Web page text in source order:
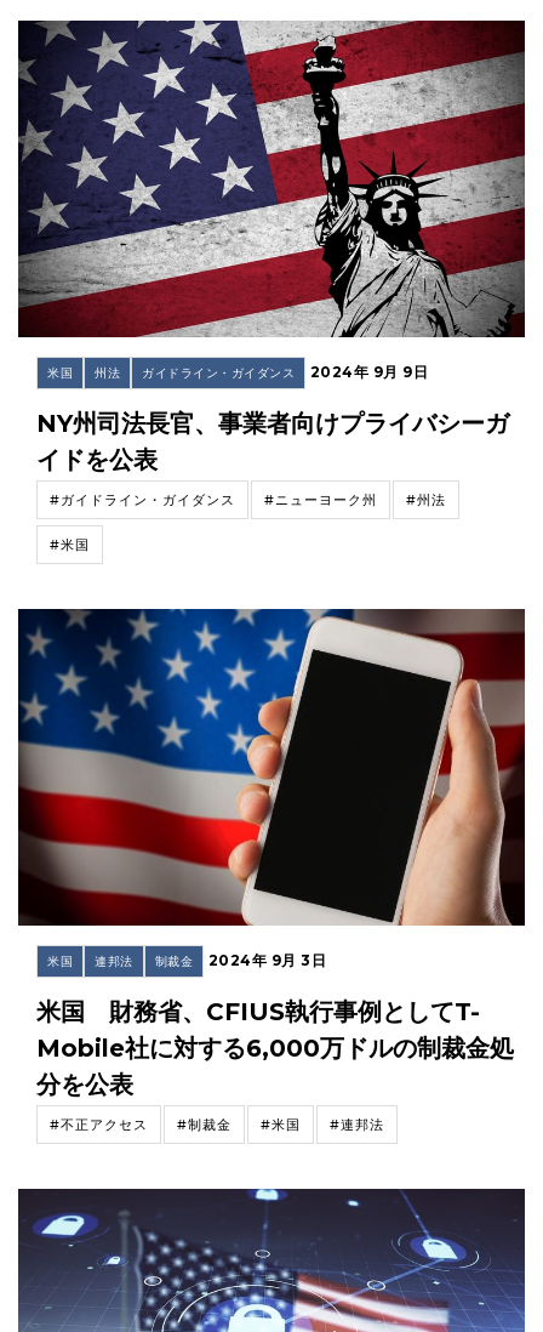
米国 州法 ガイドライン・ガイダンス 2024年 9月 9日
NY州司法長官、事業者向けプライバシーガ
イドを公表
#ガイドライン・ガイダンス #ニューヨーク州 #州法
#米国
米国 連邦法 制裁金 2024年 9月 3日
米国 財務省、CFIUS執行事例としてT-
Mobile社に対する6,000万ドルの制裁金処
分を公表
#不正アクセス #制裁金 #米国 #連邦法